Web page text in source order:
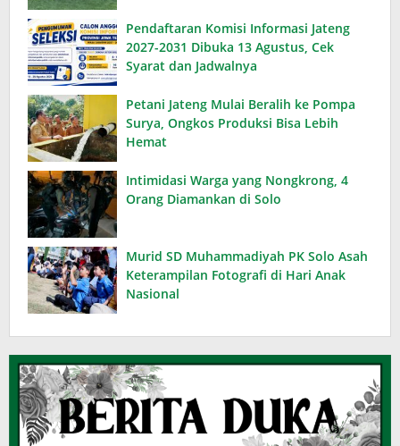
Pendaftaran Komisi Informasi Jateng
2027-2031 Dibuka 13 Agustus, Cek
Syarat dan Jadwalnya
Petani Jateng Mulai Beralih ke Pompa
Surya, Ongkos Produksi Bisa Lebih
Hemat
Intimidasi Warga yang Nongkrong, 4
Orang Diamankan di Solo
Murid SD Muhammadiyah PK Solo Asah
Keterampilan Fotografi di Hari Anak
Nasional